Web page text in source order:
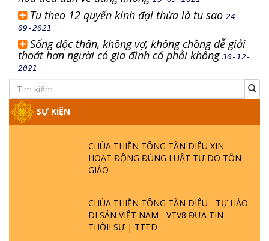
Tu theo 12 quyển kinh đại thừa là tu sao 24-
09-2021
Sống độc thân, không vợ, không chồng dễ giải
thoát hơn người có gia đình có phải không 30-12-
2021
SỰ KIỆN
CHÙA THIỀN TÔNG TÂN DIỆU XIN
HOẠT ĐỘNG ĐÚNG LUẬT TỰ DO TÔN
GIÁO
CHÙA THIỀN TÔNG TÂN DIỆU - TỰ HÀO
DI SẢN VIỆT NAM - VTV8 ĐƯA TIN
THỜII SỰ | TTTD